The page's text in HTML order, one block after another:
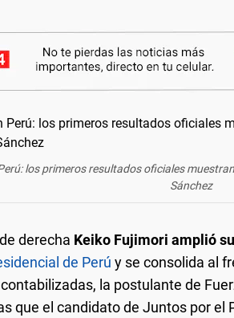
los primeros resultados oficiales
Sánchez
derecha Keiko Fujimori amplió
de Perú y se consolida al
la postulante de
que el candidato de Juntos por el